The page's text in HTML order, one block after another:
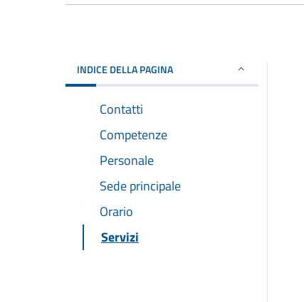
INDICE DELLA PAGINA
Contatti
Competenze
Personale
Sede principale
Orario
Servizi